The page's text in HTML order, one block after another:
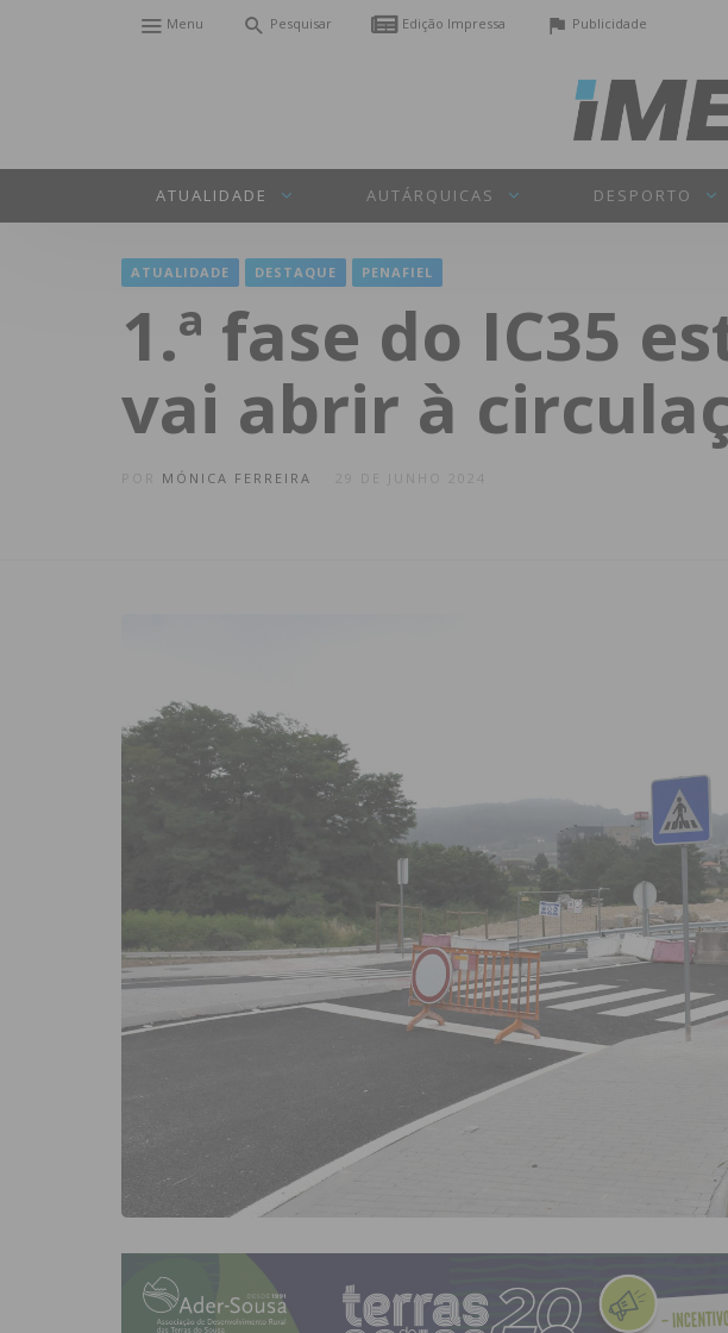
Menu Pesquisar Edição Impressa Publicidade
ATUALIDADE AUTÁRQUICAS DESPORTO
ATUALIDADE DESTAQUE PENAFIEL
1.ª fase do IC35
vai abrir à
MÓNICA FERREIRA 29 DE JUNHO 2024